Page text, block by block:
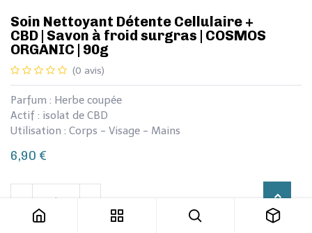
​​​Soin Nettoyant Détente Cellulaire +
CBD | Savon à froid surgras | COSMOS
ORGANIC | 90g
(0 avis)
Parfum : Herbe coupée
Actif : isolat de CBD
Utilisation : Corps - Visage - Mains
6,90 €